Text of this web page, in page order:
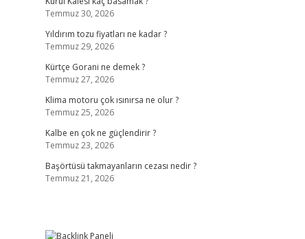
Temmuz 30, 2026
Yıldırım tozu fiyatları ne kadar ?
Temmuz 29, 2026
Kürtçe Gorani ne demek ?
Temmuz 27, 2026
Klima motoru çok ısınırsa ne olur ?
Temmuz 25, 2026
Kalbe en çok ne güçlendirir ?
Temmuz 23, 2026
Başörtüsü takmayanların cezası nedir ?
Temmuz 21, 2026